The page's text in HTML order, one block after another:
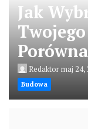
Jak
Redaktormaj 24,
Budowa